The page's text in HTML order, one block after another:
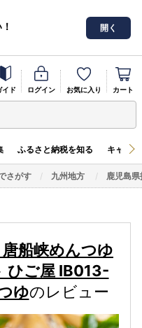
開く
イド ログイン お気に入り カート
ふるさと納税を知る キャン
さがす 九州地方 鹿児島
船峡めんつゆ
ひご屋 IB013-
ゆのレビュー